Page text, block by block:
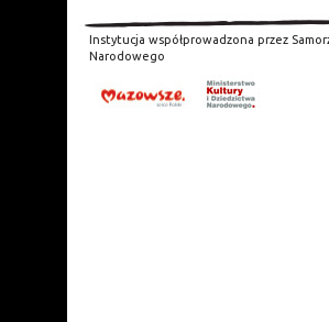
Instytucja współprowadzona przez
Narodowego